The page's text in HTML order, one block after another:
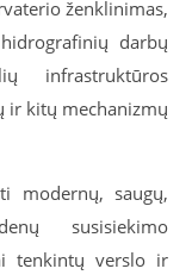
ženklinimas,
darbų
infrastruktūros
ir kitų mechanizmų
modernų, saugų,
susisiekimo
tenkintų verslo ir